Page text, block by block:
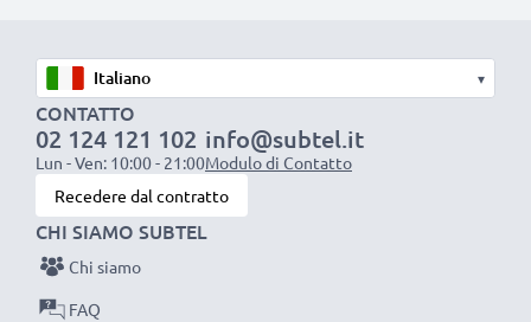
altoparlanti o torce
✔ Funzionano anche a temperature estreme –
resistenti agli agenti atmosferici
✔ Batterie precaricate con autoscarica moderata –
circa 80 % della capacità dopo 1 anno
Dati tecnici:
▾
CONTATTO
02 124 121 102
Lun - Ven: 10:00 - 21:00
info@subtel.it
Modulo di Contatto
Recedere dal contratto
CHI SIAMO SUBTEL
Chi siamo
FAQ